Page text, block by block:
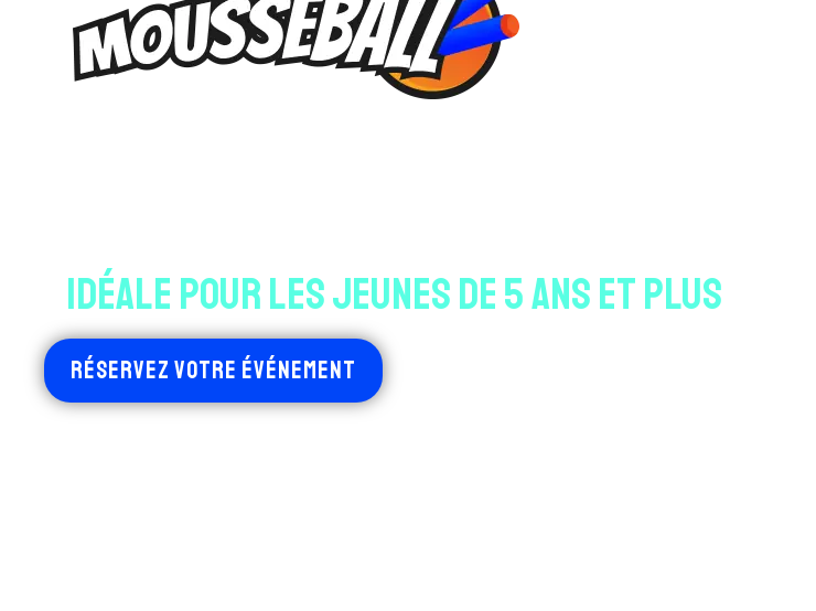
IDÉALE POUR LES JEUNES DE 5 ANS ET PLUS
RÉSERVEZ VOTRE ÉVÉNEMENT